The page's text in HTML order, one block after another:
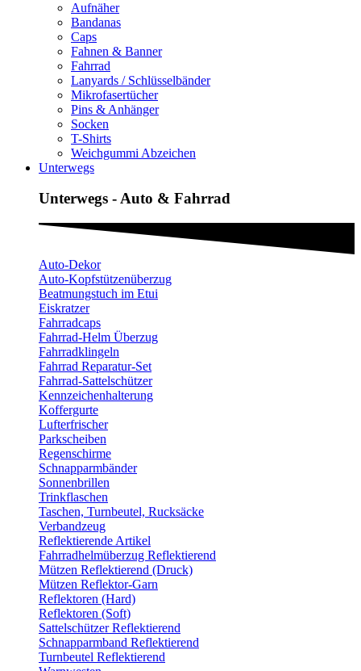
Aufnäher
Bandanas
Caps
Fahnen & Banner
Fahrrad
Lanyards / Schlüsselbänder
Mikrofasertücher
Pins & Anhänger
Socken
T-Shirts
Weichgummi Abzeichen
Unterwegs
Unterwegs - Auto & Fahrrad
Auto-Dekor
Auto-Kopfstützenüberzug
Beatmungstuch im Etui
Eiskratzer
Fahrradcaps
Fahrrad-Helm Überzug
Fahrradklingeln
Fahrrad Reparatur-Set
Fahrrad-Sattelschützer
Kennzeichenhalterung
Koffergurte
Lufterfrischer
Parkscheiben
Regenschirme
Schnapparmbänder
Sonnenbrillen
Trinkflaschen
Taschen, Turnbeutel, Rucksäcke
Verbandzeug
Reflektierende Artikel
Fahrradhelmüberzug Reflektierend
Mützen Reflektierend (Druck)
Mützen Reflektor-Garn
Reflektoren (Hard)
Reflektoren (Soft)
Sattelschützer Reflektierend
Schnapparmband Reflektierend
Turnbeutel Reflektierend